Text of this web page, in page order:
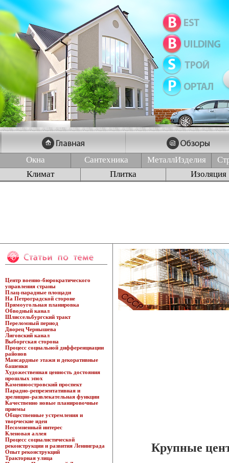
Окна Сантехника МеталлИзделия
Климат
Плитка Изоляция
Центр военно-бюрократического
управления страны
Плац-парадные площади
На Петроградской стороне
Прямоугольная планировка
Обводный канал
Шлиссельбургский тракт
Переломный период
Дворец Чернышева
Лиговский канал
Выборгская сторона
Процесс социальной дифференциации
районов
Мансардные этажи и декоративные
башенки
Художественная ценность достояния
прошлых эпох
Каменноостровский проспект
Парадно-репрезентативная и
зрелищно-развлекательная функции
Качественно новые планировочные
приемы
Общественные устремления и
творческие идеи
Несомненный интерес
Кленовая аллея
Процесс социалистической
реконструкции и развития Ленинграда
Опыт реконструкций
Тракторная улица
Крупные